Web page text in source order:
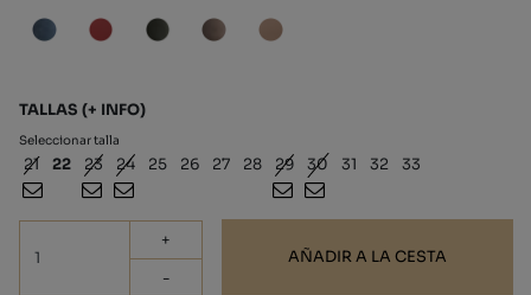
TALLAS (+ INFO)
Seleccionar talla
21 22 23 24 25 26 27 28 29 30 31 32 33
+
-
AÑADIR A LA CESTA